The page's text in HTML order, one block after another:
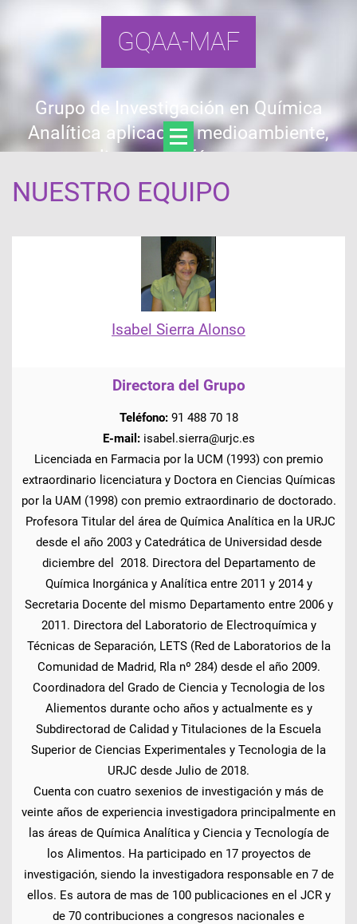
GQAA-MAF
Grupo de Investigación en Química
Analítica aplicada a medioambiente,
alimentos y fármacos
NUESTRO EQUIPO
Isabel Sierra Alonso
Directora del Grupo
Teléfono:91 488 70 18
E-mail:isabel.sierra@urjc.es
Licenciada en Farmacia por la UCM (1993) con premio
extraordinario licenciatura y Doctora en Ciencias Químicas
por la UAM (1998) con premio extraordinario de doctorado.
Profesora Titular del área de Química Analítica en la URJC
desde el año 2003 y Catedrática de Universidad desde
diciembre del 2018. Directora del Departamento de
Química Inorgánica y Analítica entre 2011 y 2014 y
Secretaria Docente del mismo Departamento entre 2006 y
2011. Directora del Laboratorio de Electroquímica y
Técnicas de Separación, LETS (Red de Laboratorios de la
Comunidad de Madrid, Rla nº 284) desde el año 2009.
Coordinadora del Grado de Ciencia y Tecnologia de los
Aliementos durante ocho años y actualmente es y
Subdirectorad de Calidad y Titulaciones de la Escuela
Superior de Ciencias Experimentales y Tecnologia de la
URJC desde Julio de 2018.
Cuenta con cuatro sexenios de investigación y más de
veinte años de experiencia investigadora principalmente en
las áreas de Química Analítica y Ciencia y Tecnología de
los Alimentos. Ha participado en 17 proyectos de
investigación, siendo la investigadora responsable en 7 de
ellos. Es autora de mas de 100 publicaciones en el JCR y
de 70 contribuciones a congresos nacionales e